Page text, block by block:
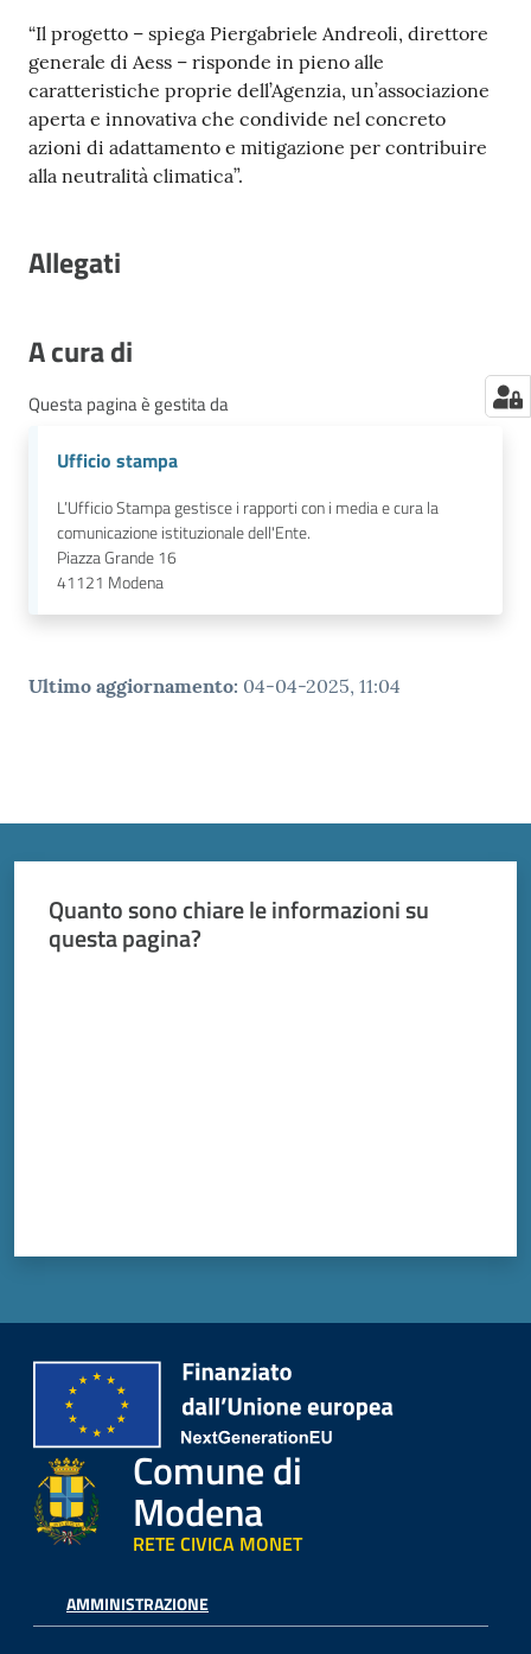
“Il progetto – spiega Piergabriele Andreoli, direttore
generale di Aess – risponde in pieno alle
caratteristiche proprie dell’Agenzia, un’associazione
aperta e innovativa che condivide nel concreto
azioni di adattamento e mitigazione per contribuire
alla neutralità climatica”.
Allegati
A cura di
Questa pagina è gestita da
Ufficio stampa
L’Ufficio Stampa gestisce i rapporti con i media e cura la
comunicazione istituzionale dell'Ente.
Piazza Grande 16
41121 Modena
Ultimo aggiornamento: 04-04-2025, 11:04
Quanto sono chiare le informazioni su
questa pagina?
Comune di
Modena
RETE CIVICA MONET
AMMINISTRAZIONE